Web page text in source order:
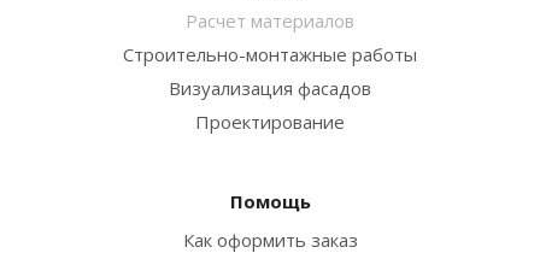
Расчет материалов
Строительно-монтажные работы
Визуализация фасадов
Проектирование
Помощь
Как оформить заказ